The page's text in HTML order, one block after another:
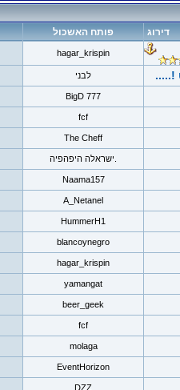
דירוג
פותח האשכול
hagar_krispin
לבני
777 BigD
fcf
The Cheff
.ישראלה היפהפיה
Naama157
A_Netanel
HummerH1
blancoynegro
hagar_krispin
yamangat
beer_geek
fcf
molaga
EventHorizon
DZZ